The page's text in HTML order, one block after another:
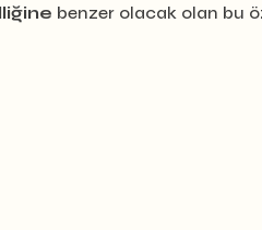
benzer olacak olan bu